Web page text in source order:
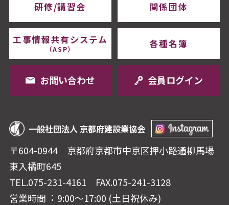
研修/講習会 関係団体
工事情報共有システム
（ASP） 各種名簿
会員ログイン
お問い合わせ
一般社団法人 京都府建設業協会
〒604-0944 京都府京都市中京区押⼩路通柳⾺場
東⼊橘町645
TEL.075-231-4161 FAX.075-241-3128
営業時間︓ 9:00〜17:00 (⼟⽇祝休み)